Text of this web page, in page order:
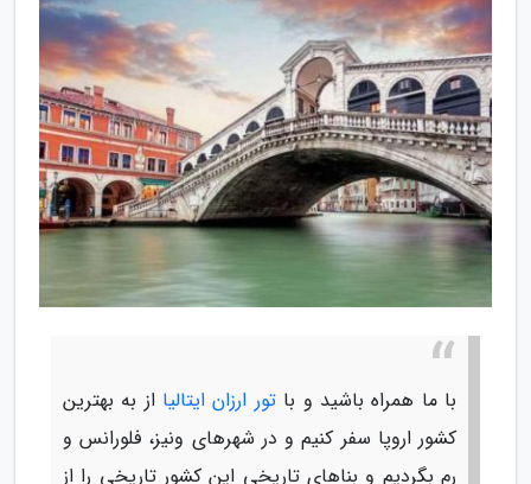
با ما همراه باشید و باتور ارزان ایتالیا از به بهترین
کشور اروپا سفر کنیم و در شهرهای ونیز، فلورانس و
رم بگردیم و بناهای تاریخی این کشور تاریخی را از